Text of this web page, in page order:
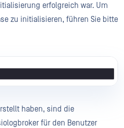
erfolgreich war. Um
zu initialisieren, führen Sie bitte
haben, sind die
für den Benutzer